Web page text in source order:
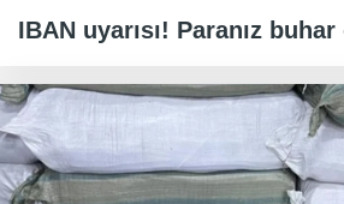
IBAN uyarısı! Paranız buhar